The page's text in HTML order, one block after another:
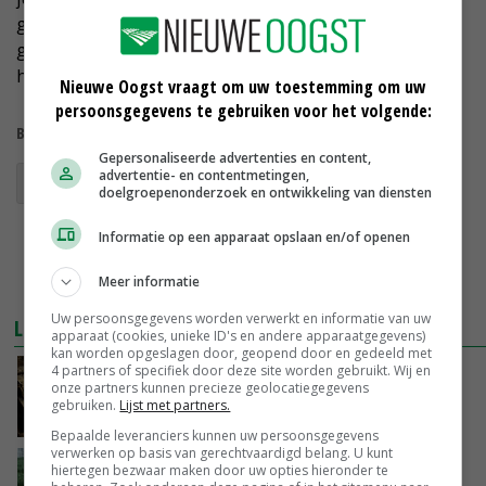
goede manier behandeld. Uiteindelijk is dat een
garantie voor succes in de teelt en daarmee ook in de
handel.'
Bekijk meer over:
bloembollen China Anthos
LEES OOK
Bloembol gaat vooral naar Duitsland: zo ook
in 2016
Bollenacademie houdt digitale tulpenles
Nieuwe Oogst vraagt om uw toestemming om uw
persoonsgegevens te gebruiken voor het volgende:
Gepersonaliseerde advertenties en content,
advertentie- en contentmetingen,
doelgroepenonderzoek en ontwikkeling van diensten
Informatie op een apparaat opslaan en/of openen
Meer informatie
Uw persoonsgegevens worden verwerkt en informatie van uw
apparaat (cookies, unieke ID's en andere apparaatgegevens)
kan worden opgeslagen door, geopend door en gedeeld met
4 partners of specifiek door deze site worden gebruikt. Wij en
onze partners kunnen precieze geolocatiegegevens
gebruiken. Lijst met partners.
Bepaalde leveranciers kunnen uw persoonsgegevens
verwerken op basis van gerechtvaardigd belang. U kunt
hiertegen bezwaar maken door uw opties hieronder te